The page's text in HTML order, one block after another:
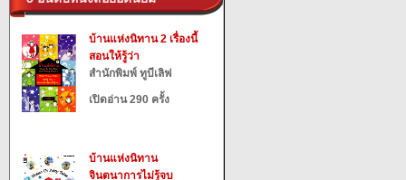
บ้านแห่งนิทาน 2 เรื่องนี้
สอนให้รู้ว่า
สำนักพิมพ์ ทูบีเลิฟ
เปิดอ่าน 290 ครั้ง
บ้านแห่งนิทาน
จินตนาการไม่รู้จบ